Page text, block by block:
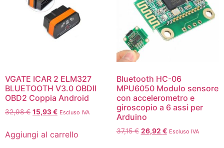
VGATE ICAR 2 ELM327
BLUETOOTH V3.0 OBDII
OBD2 Coppia Android
32,98€ 15,93€ Escluso IVA
Aggiungi al carrello
Bluetooth HC-06
MPU6050 Modulo sensore
con accelerometro e
giroscopio a 6 assi per
Arduino
37,15€ 26,92 € Escluso IVA